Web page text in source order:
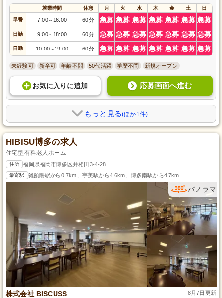
就業時間 休憩 月 火 水 木 金 土 日
早番 7:00～ 16:00 60分 急募 急募 急募 急募 急募 急募 急募
日勤 9:00～ 18:00 60分 急募 急募 急募 急募 急募 急募 急募
日勤 10:00～ 19:00 60分 急募 急募 急募 急募 急募 急募 急募
未経験可 新卒可 年齢不問 50代活躍 学歴不問 新規オープン
お気に入り に追加 応募画面へ進む
もっと見る(ほか1件)
HIBISU博多の求人
住宅型有料老人ホーム
住所 福岡県福岡市博多区井相田3-4-28
最寄駅 雑餉隈駅から0.7km、宇美駅から4.6km、博多南駅から4.7km
パノラマ
株式会社 BISCUSS 8月7日更新